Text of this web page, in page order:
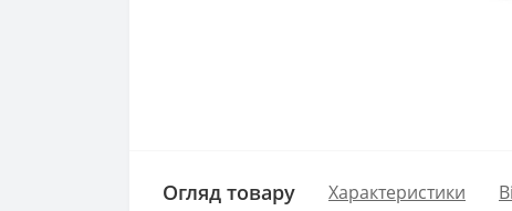
Огляд товару Характеристики